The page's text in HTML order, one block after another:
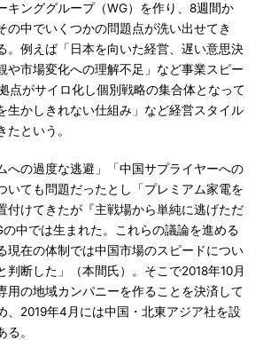
キンググループ（WG）を作り、8週間か
の中でいくつかの問題点が洗い出せてき
。例えば「日本を向いた経営、遅い意思決
や市場変化への理解不足」など事業スピー
点がサイロ化し個別戦略の集合体となって
生かしきれない仕組み」など経営スタイル
という。
の過度な逃避」「中国サプライヤーへの
いても問題だったとし「プレミアム家電を
付けてきたが『主戦場から単純に逃げただ
中では生まれた。これらの議論を進める
現在の体制では中国市場のスピードについ
判断した」（本間氏）。そこで2018年10月
用の地域カンパニーを作ることを決済して
、2019年4月には中国・北東アジア社を設
。